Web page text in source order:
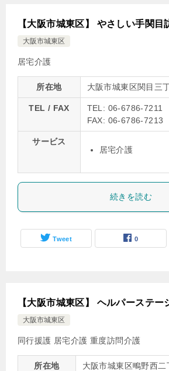
【大阪市城東区】 やさしい手関目
大阪市城東区
居宅介護
所在地 大阪市城東区関目三
TEL / FAX
TEL: 06-6786-7211
FAX: 06-6786-7213
サービス
居宅介護
続きを読む
Tweet 0
【大阪市城東区】 ヘルパーステ
大阪市城東区
同行援護 居宅介護 重度訪問介護
所在地 大阪市城東区鴫野西二